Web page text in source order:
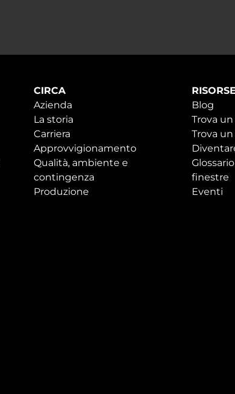
CIRCA
Azienda
La storia
Carriera
Approvvigionamento
Qualità, ambiente e
contingenza
Produzione
RISORSE
Blog
Trova
Trova
finestre
Eventi